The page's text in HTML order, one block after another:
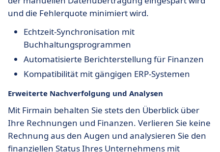
und die Fehlerquote minimiert wird.
Echtzeit-Synchronisation mit
Buchhaltungsprogrammen
Automatisierte Berichterstellung für Finanzen
Kompatibilität mit gängigen ERP-Systemen
Erweiterte Nachverfolgung und Analysen
Mit Firmain behalten Sie stets den Überblick über
Ihre Rechnungen und Finanzen. Verlieren Sie keine
Rechnung aus den Augen und analysieren Sie den
finanziellen Status Ihres Unternehmens mit